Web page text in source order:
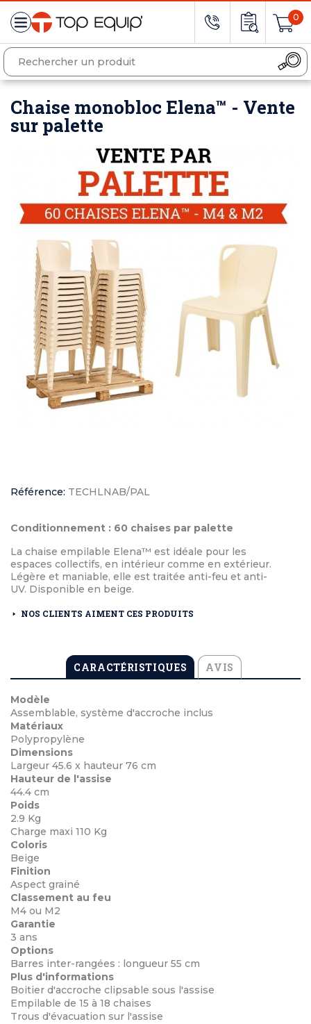
0
Chaise monobloc Elena™ - Vente
sur palette
Référence: TECHLNAB/PAL
Conditionnement : 60 chaises par palette
La chaise empilable Elena™ est idéale pour les
espaces collectifs, en intérieur comme en extérieur.
Légère et maniable, elle est traitée anti-feu et anti-
UV. Disponible en beige.
NOS CLIENTS AIMENT CES PRODUITS
CARACTÉRISTIQUES AVIS
Modèle
Assemblable, système d'accroche inclus
Matériaux
Polypropylène
Dimensions
Largeur 45.6 x hauteur 76 cm
Hauteur de l'assise
44.4 cm
Poids
2.9 Kg
Charge maxi 110 Kg
Coloris
Beige
Finition
Aspect grainé
Classement au feu
M4 ou M2
Garantie
3 ans
Options
Barres inter-rangées : longueur 55 cm
Plus d'informations
Boitier d'accroche clipsable sous l'assise
Empilable de 15 à 18 chaises
Trous d'évacuation sur l'assise